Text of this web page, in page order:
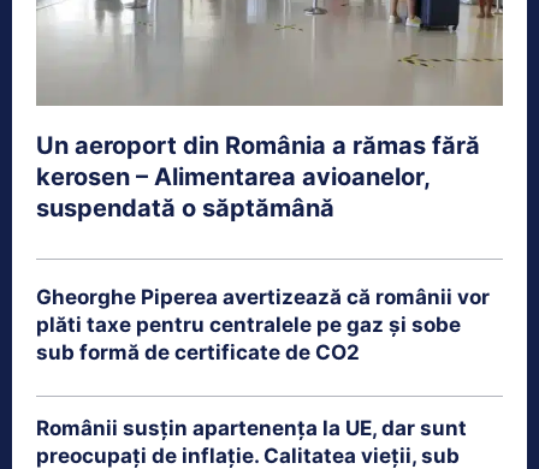
Un aeroport din România a rămas fără
kerosen – Alimentarea avioanelor,
suspendată o săptămână
Gheorghe Piperea avertizează că românii vor
plăti taxe pentru centralele pe gaz și sobe
sub formă de certificate de CO2
Românii susțin apartenența la UE, dar sunt
preocupați de inflație. Calitatea vieții, sub